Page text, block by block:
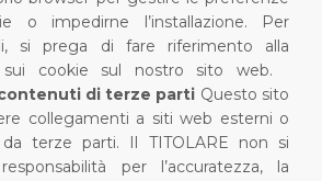
o impedirne l’installazione. Per
si prega di fare riferimento alla
sui cookie sul nostro sito web.
di terze parti Questo sito
collegamenti a siti web esterni o
terze parti. Il TITOLARE non si
per l’accuratezza, la